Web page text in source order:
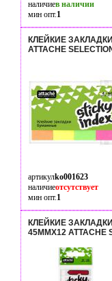
наличиев наличии
мин опт.1
КЛЕЙКИЕ
ATTACHE
артикулko001623
наличиеотсутствует
мин опт.1
КЛЕЙКИЕ
45ММХ12 ATTACHE